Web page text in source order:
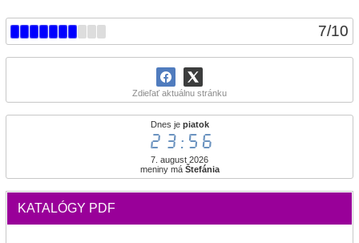
7/10
Zdieľať aktuálnu stránku
Dnes je piatok
23:56
7. august 2026
meniny má Štefánia
KATALÓGY PDF